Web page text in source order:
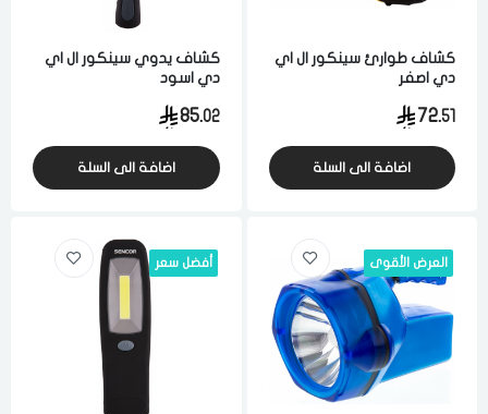
كشاف طوارئ سينكور ال اي
دي اصفر
72.51
اضافة الى السلة
كشاف يدوي سينكور ال اي
دي اسود
85.02
اضافة الى السلة
العرض الأقوى أفضل سعر